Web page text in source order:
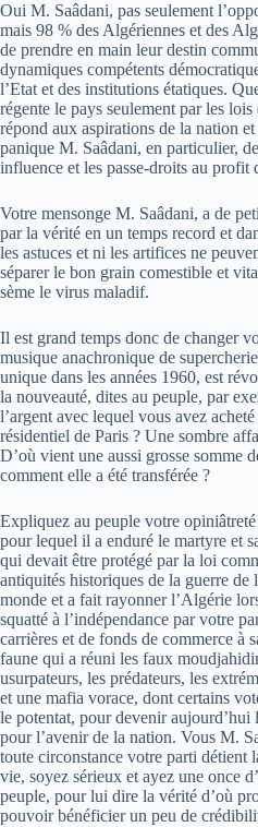
Oui M. Saâdani, pas seulement
mais 98 % des Algériennes et des
de prendre en main leur destin
dynamiques compétents
l’Etat et des institutions étatiques.
régente le pays seulement par les
répond aux aspirations de la nation
panique M. Saâdani, en particulier,
influence et les passe-droits au profit
Votre mensonge M. Saâdani, a de
par la vérité en un temps record et
les astuces et ni les artifices ne
séparer le bon grain comestible et
sème le virus maladif.
Il est grand temps donc de changer
musique anachronique de
unique dans les années 1960, est
la nouveauté, dites au peuple, par
l’argent avec lequel vous avez
résidentiel de Paris ? Une sombre
D’où vient une aussi grosse somme
comment elle a été transférée ?
Expliquez au peuple votre
pour lequel il a enduré le martyre et
qui devait être protégé par la loi
antiquités historiques de la guerre
monde et a fait rayonner l’Algérie
squatté à l’indépendance par votre
carrières et de fonds de commerce à
faune qui a réuni les faux
usurpateurs, les prédateurs, les
et une mafia vorace, dont certains
le potentat, pour devenir
pour l’avenir de la nation. Vous M.
toute circonstance votre parti détient
vie, soyez sérieux et ayez une once
peuple, pour lui dire la vérité d’où
pouvoir bénéficier un peu de